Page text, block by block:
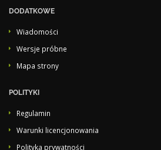
DODATKOWE
Wiadomości
Wersje próbne
Mapa strony
POLITYKI
Regulamin
Warunki licencjonowania
Polityka prywatności